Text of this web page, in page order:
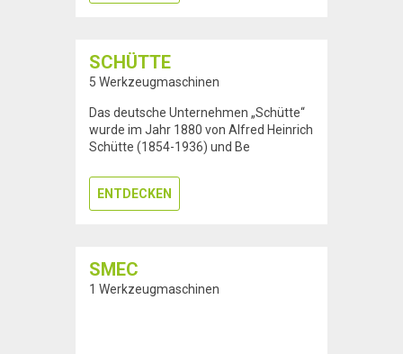
SCHÜTTE
5 Werkzeugmaschinen
Das deutsche Unternehmen „Schütte“
wurde im Jahr 1880 von Alfred Heinrich
Schütte (1854-1936) und Be
ENTDECKEN
SMEC
1 Werkzeugmaschinen